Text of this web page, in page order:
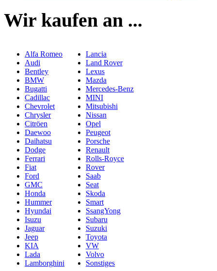
Wir kaufen an ...
Alfa Romeo
Audi
Bentley
BMW
Bugatti
Cadillac
Chevrolet
Chrysler
Citröen
Daewoo
Daihatsu
Dodge
Ferrari
Fiat
Ford
GMC
Honda
Hummer
Hyundai
Isuzu
Jaguar
Jeep
KIA
Lada
Lamborghini
Lancia
Land Rover
Lexus
Mazda
Mercedes-Benz
MINI
Mitsubishi
Nissan
Opel
Peugeot
Porsche
Renault
Rolls-Royce
Rover
Saab
Seat
Skoda
Smart
SsangYong
Subaru
Suzuki
Toyota
VW
Volvo
Sonstiges